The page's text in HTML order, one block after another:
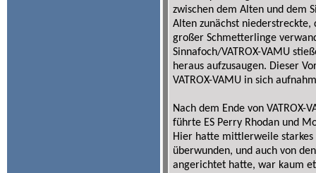
zwischen dem Alten und dem
Alten zunächst
großer Schmetterlinge
Sinnafoch/VATROX-VAMU
heraus aufzusaugen. Dieser
VATROX-VAMU in sich
Nach dem Ende von VATROX-
führte ES Perry Rhodan und
Hier hatte mittlerweile
überwunden, und auch von
angerichtet hatte, war kaum